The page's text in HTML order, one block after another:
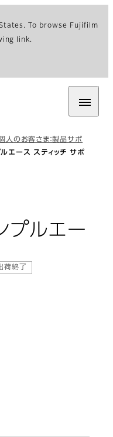
To browse Fujifilm
link.
人のお客さま：製品サポ
エース スティッチ サポ
プルエー
問い合わせ
荷終了